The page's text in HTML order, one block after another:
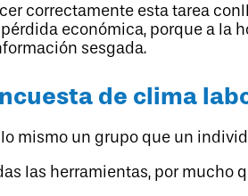
correctamente esta tarea
económica, porque a la
sesgada.
de clima
lo mismo un grupo que un
las herramientas, por mucho